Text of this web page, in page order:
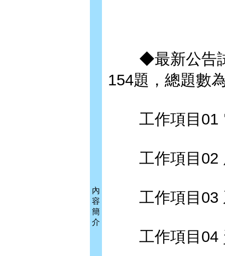
內
容
簡
介
◆最新公告試
154題，總題數
工作項目01
工作項目02
工作項目03
工作項目04